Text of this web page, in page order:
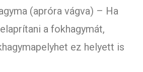
(apróra vágva) – Ha
a fokhagymát,
ez helyett is